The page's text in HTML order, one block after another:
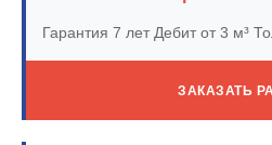
Гарантия 7 летДебит от 3 м³
ЗАКАЗАТЬ